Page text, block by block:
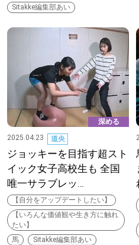
KEYWORD キーワード
Sitakke編集部あい
【いろんな価値観や生き方
Sitakke編集部 IKU
【暮らしの知恵を身につけた
【まったり楽しみたい】
【札幌のお気に入りを見つけ
Sitakke編集部あい
深める
2025.04.23
道央
ジョッキーを目指す超スト
イック女子高校生も 全国
唯一サラブレッ…
【自分をアップデートしたい】
【いろんな価値観や生き方に触れ
たい】
馬
Sitakke編集部あい